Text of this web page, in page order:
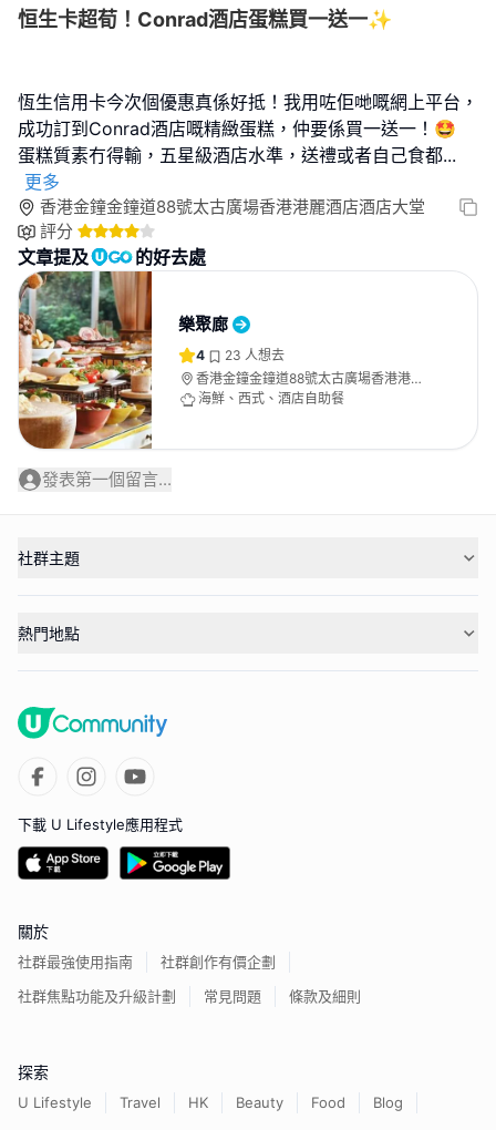
恒生卡超荀！Conrad酒店蛋糕買一送一✨
恆生信用卡今次個優惠真係好抵！我用咗佢哋嘅網上平台，
成功訂到Conrad酒店嘅精緻蛋糕，仲要係買一送一！🤩
蛋糕質素冇得輸，五星級酒店水準，送禮或者自己食都...
更多
香港金鐘金鐘道88號太古廣場香港港麗酒店酒店大堂
評分
文章提及 的好去處
樂聚廊
4 23 人想去
香港金鐘金鐘道88號太古廣場香港港麗
酒店酒店大堂
海鮮、西式、酒店自助餐
發表第一個留言...
社群主題
熱門地點
下載 U Lifestyle應用程式
關於
社群最強使用指南
社群創作有價企劃
社群焦點功能及升級計劃
常見問題 條款及細則
探索
U Lifestyle Travel HK Beauty Food
Blog